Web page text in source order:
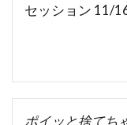
セッション 11/
ポイッと捨てち